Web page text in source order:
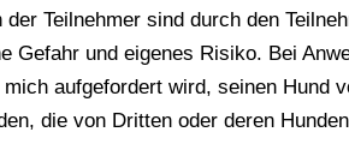
Teilnehmer sind durch den
und eigenes Risiko. Bei
aufgefordert wird, seinen Hund
die von Dritten oder deren